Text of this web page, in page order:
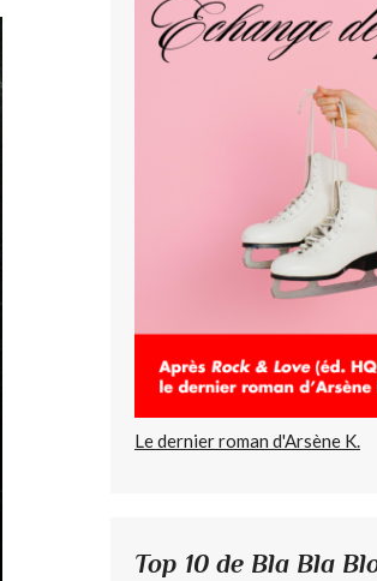
Le dernier roman d'Arsène K.
Top 10 de Bla Bla